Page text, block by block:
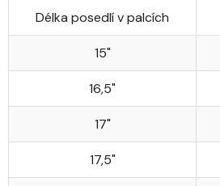
Délka posedlí v palcích
15"
16,5"
17"
17,5"